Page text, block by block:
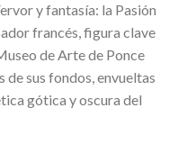
y fantasía: la Pasión
francés, figura clave
de Arte de Ponce
sus fondos, envueltas
gótica y oscura del